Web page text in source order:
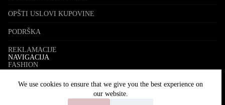
We use cookies to ensure that we give you the best experience on
our website.
OPŠTI USLOVI KUPOVINE
PODRŠKA
REKLAMACIJE
NAVIGACIJA
FASHION
JEWELRY